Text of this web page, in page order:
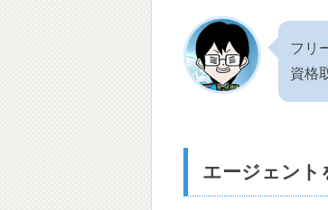
フリ
資格
エージェント